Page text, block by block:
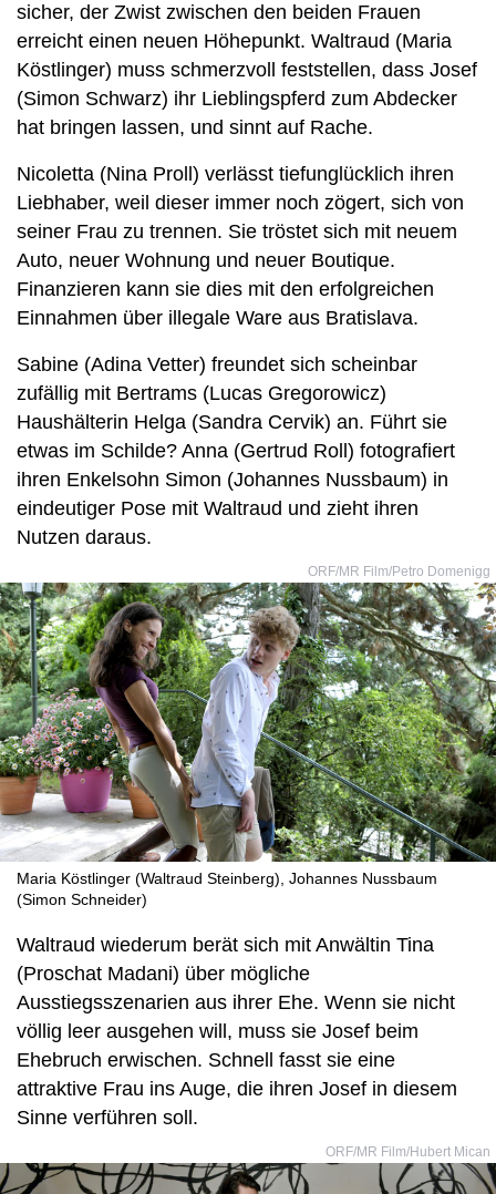
sicher, der Zwist zwischen den beiden Frauen
erreicht einen neuen Höhepunkt. Waltraud (Maria
Köstlinger) muss schmerzvoll feststellen, dass Josef
(Simon Schwarz) ihr Lieblingspferd zum Abdecker
hat bringen lassen, und sinnt auf Rache.
Nicoletta (Nina Proll) verlässt tiefunglücklich ihren
Liebhaber, weil dieser immer noch zögert, sich von
seiner Frau zu trennen. Sie tröstet sich mit neuem
Auto, neuer Wohnung und neuer Boutique.
Finanzieren kann sie dies mit den erfolgreichen
Einnahmen über illegale Ware aus Bratislava.
Sabine (Adina Vetter) freundet sich scheinbar
zufällig mit Bertrams (Lucas Gregorowicz)
Haushälterin Helga (Sandra Cervik) an. Führt sie
etwas im Schilde? Anna (Gertrud Roll) fotografiert
ihren Enkelsohn Simon (Johannes Nussbaum) in
eindeutiger Pose mit Waltraud und zieht ihren
Nutzen daraus.
ORF/MR Film/Petro Domenigg
Maria Köstlinger (Waltraud Steinberg), Johannes Nussbaum
(Simon Schneider)
Waltraud wiederum berät sich mit Anwältin Tina
(Proschat Madani) über mögliche
Ausstiegsszenarien aus ihrer Ehe. Wenn sie nicht
völlig leer ausgehen will, muss sie Josef beim
Ehebruch erwischen. Schnell fasst sie eine
attraktive Frau ins Auge, die ihren Josef in diesem
Sinne verführen soll.
ORF/MR Film/Hubert Mican